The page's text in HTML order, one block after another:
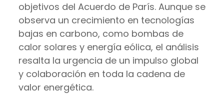
objetivos del Acuerdo de París. Aunque se
observa un crecimiento en tecnologías
bajas en carbono, como bombas de
calor solares y energía eólica, el análisis
resalta la urgencia de un impulso global
y colaboración en toda la cadena de
valor energética.